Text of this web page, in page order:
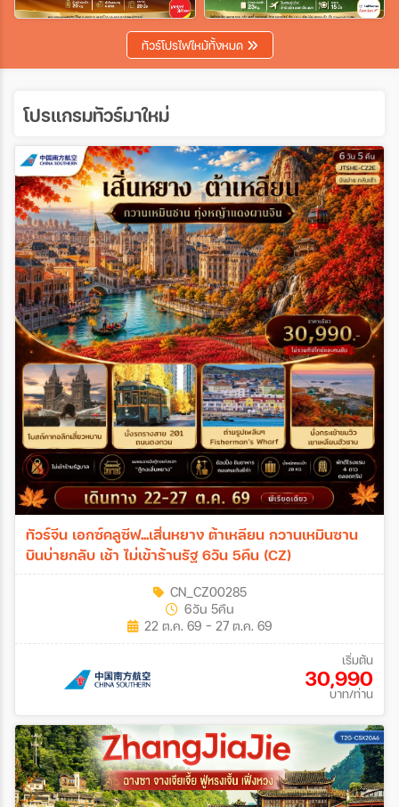
เฉพาะเทศกาล
ค้นหา
ทัวร์โปรไฟไหม้ทั้งหมด
โปรแกรมทัวร์มาใหม่
ทัวร์จีน เอกซ์คลูซีฟ...เสิ่นหยาง ต้าเหลียน กวานเหมินซาน
บินบ่ายกลับ เช้า ไม่เข้าร้านรัฐ 6วัน 5คืน (CZ)
CN_CZ00285
6วัน 5คืน
22 ต.ค. 69 - 27 ต.ค. 69
เริ่มต้น
30,990
บาท/ท่าน